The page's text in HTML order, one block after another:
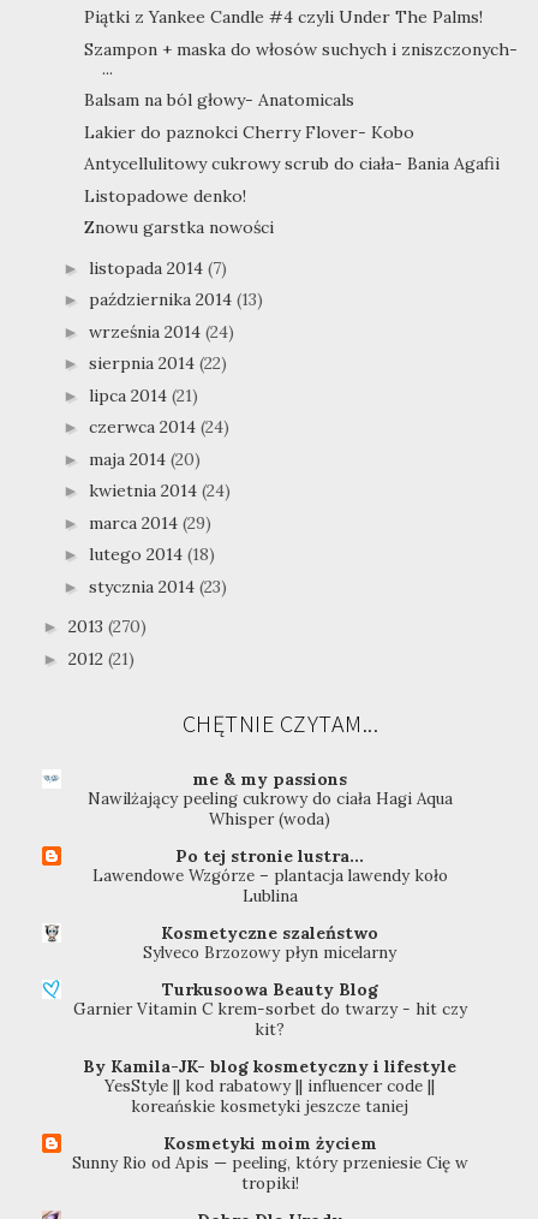
Piątki z Yankee Candle #4 czyli Under The Palms!
Szampon + maska do włosów suchych i zniszczonych-
...
Balsam na ból głowy- Anatomicals
Lakier do paznokci Cherry Flover- Kobo
Antycellulitowy cukrowy scrub do ciała- Bania Agafii
Listopadowe denko!
Znowu garstka nowości
► listopada 2014 (7)
► października 2014 (13)
► września 2014 (24)
► sierpnia 2014 (22)
► lipca 2014 (21)
► czerwca 2014 (24)
► maja 2014 (20)
► kwietnia 2014 (24)
► marca 2014 (29)
► lutego 2014 (18)
► stycznia 2014 (23)
► 2013 (270)
► 2012 (21)
CHĘTNIE CZYTAM...
me & my passions
Nawilżający peeling cukrowy do ciała Hagi Aqua
Whisper (woda)
Po tej stronie lustra...
Lawendowe Wzgórze – plantacja lawendy koło
Lublina
Kosmetyczne szaleństwo
Sylveco Brzozowy płyn micelarny
Turkusoowa Beauty Blog
Garnier Vitamin C krem-sorbet do twarzy - hit czy
kit?
By Kamila-JK- blog kosmetyczny i lifestyle
YesStyle || kod rabatowy || influencer code ||
koreańskie kosmetyki jeszcze taniej
Kosmetyki moim życiem
Sunny Rio od Apis — peeling, który przeniesie Cię w
tropiki!